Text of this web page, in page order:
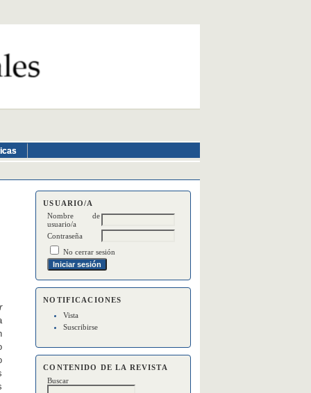
USUARIO/A
Nombre de
usuario/a
Contraseña
No cerrar sesión
NOTIFICACIONES
Vista
Suscribirse
CONTENIDO DE LA REVISTA
Buscar